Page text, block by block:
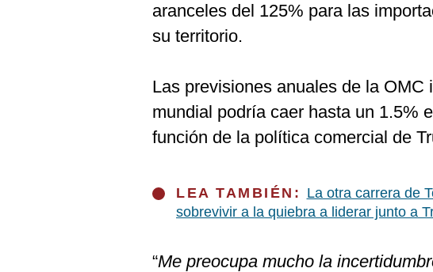
aranceles del 125% para las
su territorio.
Las previsiones anuales de la OMC
mundial podría caer hasta un 1.5%
función de la política comercial de
LEA TAMBIÉN: La otra carrera de
sobrevivir a la quiebra a liderar junto a
“Me preocupa mucho la